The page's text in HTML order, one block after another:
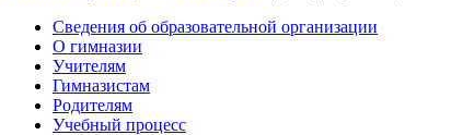
Сведения об образовательной организации
О гимназии
Учителям
Гимназистам
Родителям
Учебный процесс